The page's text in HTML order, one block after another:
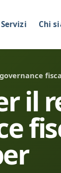
Servizi Chi
il